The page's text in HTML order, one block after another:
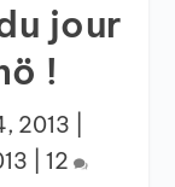
jour
!
2013
12